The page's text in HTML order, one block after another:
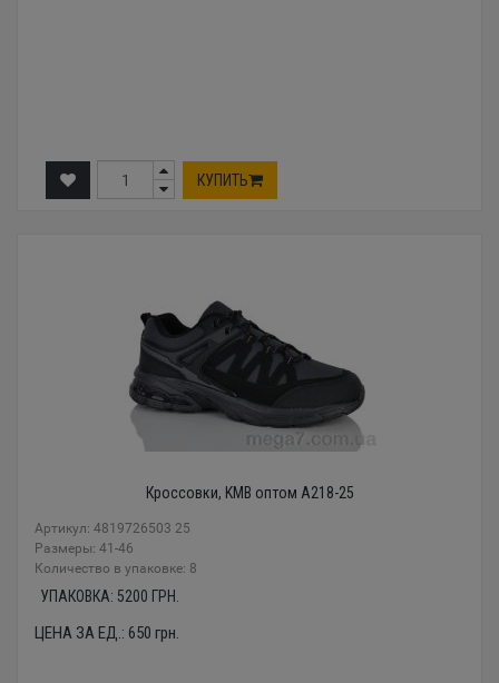
КУПИТЬ
Кроссовки, KMB оптом A218-25
Артикул: 4819726503 25
Размеры: 41-46
Количество в упаковке: 8
УПАКОВКА: 5200 ГРН.
ЦЕНА ЗА ЕД.: 650 грн.